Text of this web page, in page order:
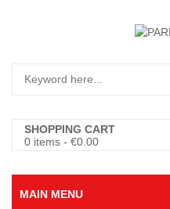
SHOPPING CART
0 items - €0.00
MAIN MENU